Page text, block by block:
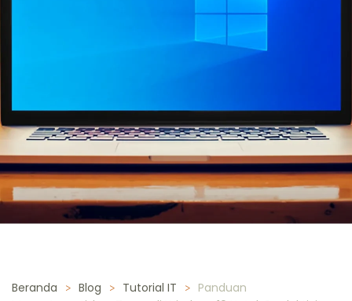
Beranda Blog Tutorial IT
Panduan